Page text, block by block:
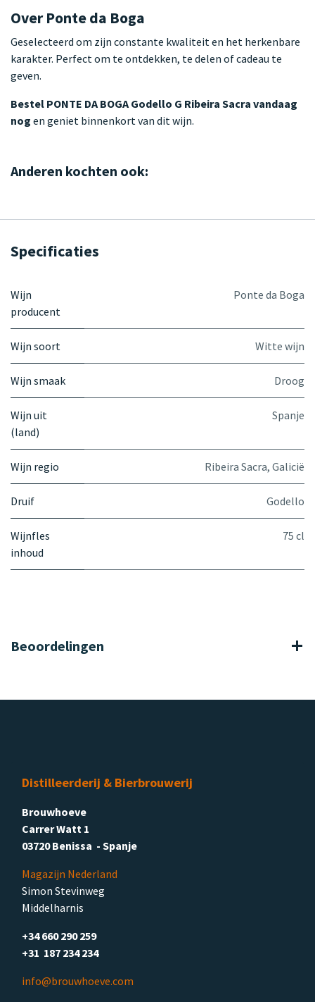
Over Ponte da Boga
Geselecteerd om zijn constante kwaliteit en het herkenbare
karakter. Perfect om te ontdekken, te delen of cadeau te
geven.
Bestel PONTE DA BOGA Godello G Ribeira Sacra vandaag
nog en geniet binnenkort van dit wijn.
Anderen kochten ook:
Specificaties
Wijn
producent
Ponte da Boga
Wijn soort Witte wijn
Wijn smaak Droog
Wijn uit
(land)
Spanje
Wijn regio Ribeira Sacra, Galicië
Druif Godello
Wijnfles
inhoud
75 cl
Beoordelingen
Distilleerderij & Bierbrouwerij
Brouwhoeve
Carrer Watt 1
03720 Benissa - Spanje
Magazijn Nederland
Simon Stevinweg
Middelharnis
+34 660 290 259
+31 187 234 234
info@brouwhoeve.com